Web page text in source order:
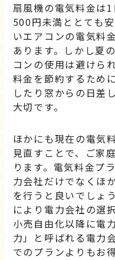
扇風機の電気料金は
500円未満ととても
いエアコンの電気料
あります。しかし夏
コンの使用は避けら
料金を節約するため
したり窓からの日差
大切です。
ほかにも現在の電気
見直すことで、ご家
ります。電気料金プ
力会社だけでなくほ
を行うと良いでしょ
により電力会社の選
小売自由化以降に電
力」と呼ばれる電力
でのプランよりもお